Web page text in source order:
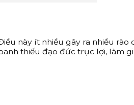
này ít nhiều gây ra nhiều rào
thiếu đạo đức trục lợi, làm